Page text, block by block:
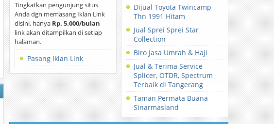
Tingkatkan pengunjung situs
Anda dgn memasang Iklan Link
disini, hanya Rp. 5.000/bulan
link akan ditampilkan di setiap
halaman.
Pasang Iklan Link
Dijual Toyota Twincamp
Thn 1991 Hitam
Jual Sprei Sprei Star
Collection
Biro Jasa Umrah & Haji
Jual & Terima Service
Splicer, OTDR, Spectrum
Terbaik di Tangerang
Taman Permata Buana
Sinarmasland